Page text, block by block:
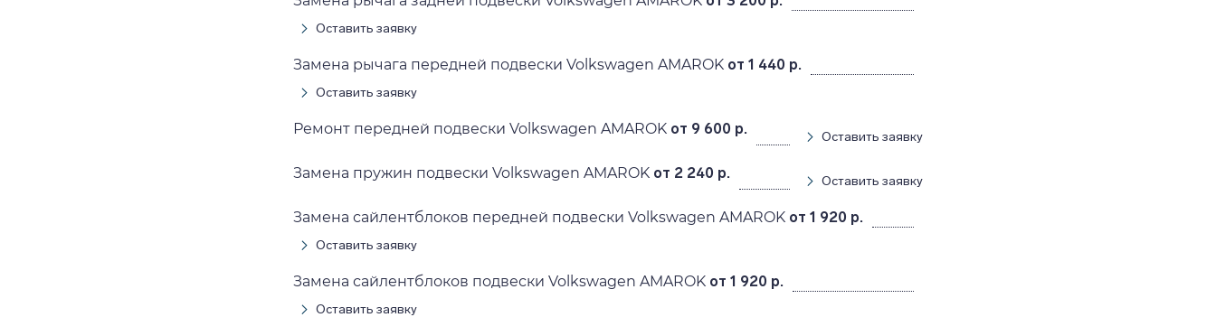
Оставить заявку
Замена рычага передней подвески Volkswagen AMAROK от 1 440 р.
Оставить заявку
Ремонт передней подвески Volkswagen AMAROK от 9 600 р. Оставить заявку
Замена пружин подвески Volkswagen AMAROK от 2 240 р. Оставить заявку
Замена сайлентблоков передней подвески Volkswagen AMAROK от 1 920 р.
Оставить заявку
Замена сайлентблоков подвески Volkswagen AMAROK от 1 920 р.
Оставить заявку